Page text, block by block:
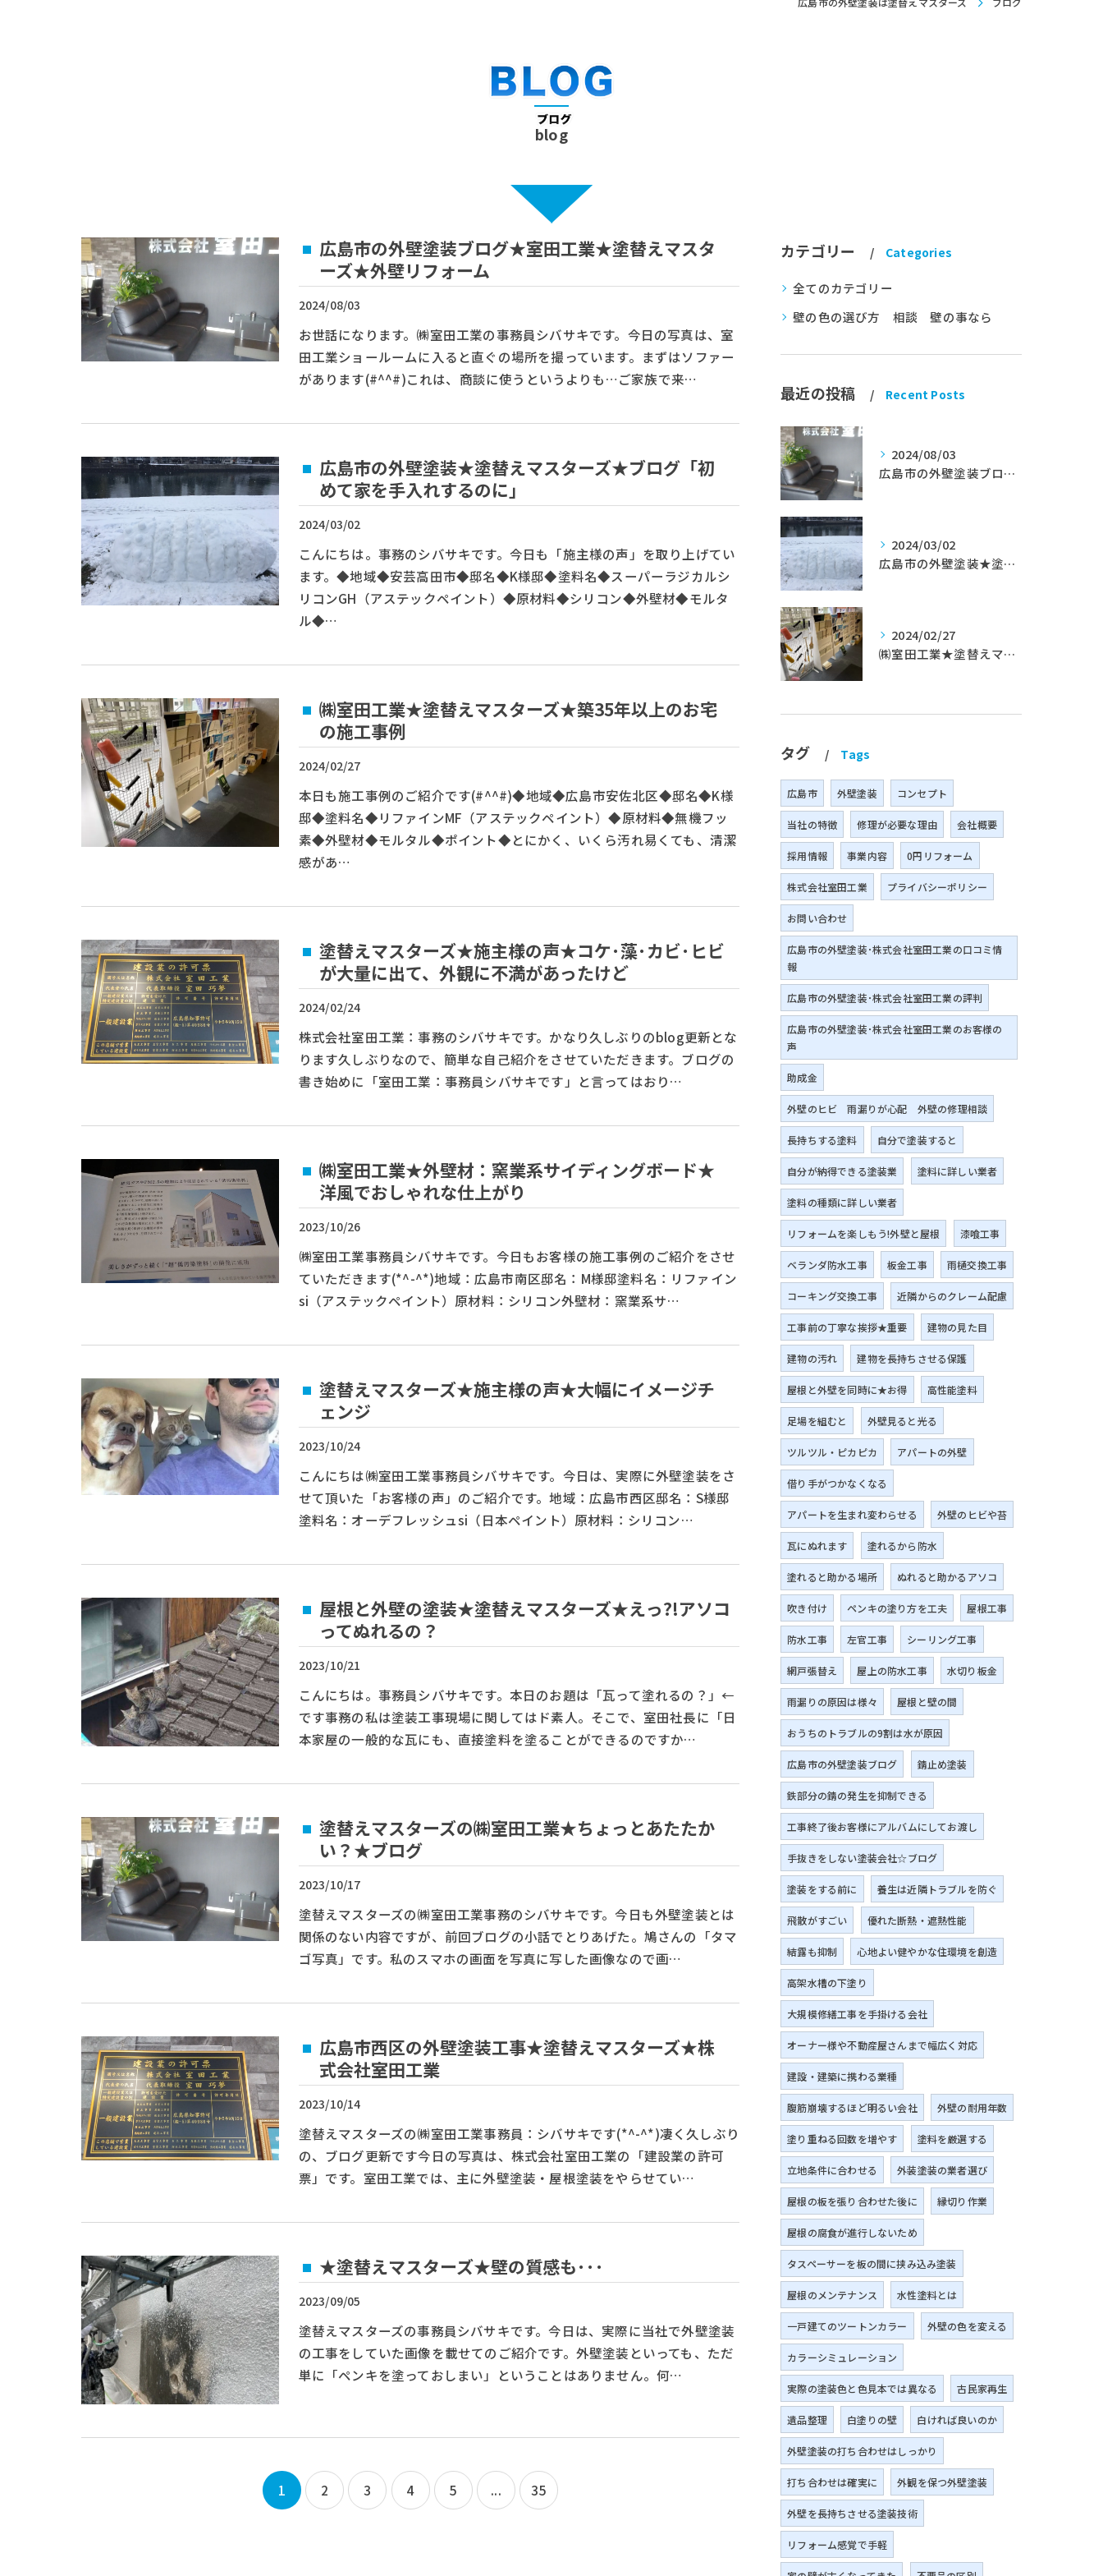
blog
広島市の外壁塗装ブログ★室田工業★塗替えマスタ
ーズ★外壁リフォーム
2024/08/03
お世話になります。㈱室田工業の事務員シバサキです。今日の写真は、室
田工業ショールームに入ると直ぐの場所を撮っています。まずはソファー
があります(#^^#)これは、商談に使うというよりも…ご家族で来…
広島市の外壁塗装★塗替えマスターズ★ブログ「初
めて家を手入れするのに」
2024/03/02
こんにちは。事務のシバサキです。今日も「施主様の声」を取り上げてい
ます。◆地域◆安芸高田市◆邸名◆K様邸◆塗料名◆スーパーラジカルシ
リコンGH（アステックペイント）◆原材料◆シリコン◆外壁材◆モルタ
ル◆…
㈱室田工業★塗替えマスターズ★築35年以上のお宅
の施工事例
2024/02/27
本日も施工事例のご紹介です(#^^#)◆地域◆広島市安佐北区◆邸名◆K様
邸◆塗料名◆リファインMF（アステックペイント）◆原材料◆無機フッ
素◆外壁材◆モルタル◆ポイント◆とにかく、いくら汚れ易くても、清潔
感があ…
塗替えマスターズ★施主様の声★コケ･藻･カビ･ヒビ
が大量に出て、外観に不満があったけど
2024/02/24
株式会社室田工業：事務のシバサキです。かなり久しぶりのblog更新とな
ります久しぶりなので、簡単な自己紹介をさせていただきます。ブログの
書き始めに「室田工業：事務員シバサキです」と言ってはおり…
㈱室田工業★外壁材：窯業系サイディングボード★
洋風でおしゃれな仕上がり
2023/10/26
㈱室田工業事務員シバサキです。今日もお客様の施工事例のご紹介をさせ
ていただきます(*^-^*)地域：広島市南区邸名：M様邸塗料名：リファイン
si（アステックペイント）原材料：シリコン外壁材：窯業系サ…
塗替えマスターズ★施主様の声★大幅にイメージチ
ェンジ
2023/10/24
こんにちは㈱室田工業事務員シバサキです。今日は、実際に外壁塗装をさ
せて頂いた「お客様の声」のご紹介です。地域：広島市西区邸名：S様邸
塗料名：オーデフレッシュsi（日本ペイント）原材料：シリコン…
屋根と外壁の塗装★塗替えマスターズ★えっ?!アソコ
ってぬれるの？
2023/10/21
こんにちは。事務員シバサキです。本日のお題は「瓦って塗れるの？」←
です事務の私は塗装工事現場に関してはド素人。そこで、室田社長に「日
本家屋の一般的な瓦にも、直接塗料を塗ることができるのですか…
塗替えマスターズの㈱室田工業★ちょっとあたたか
い？★ブログ
2023/10/17
塗替えマスターズの㈱室田工業事務のシバサキです。今日も外壁塗装とは
関係のない内容ですが、前回ブログの小話でとりあげた。鳩さんの「タマ
ゴ写真」です。私のスマホの画面を写真に写した画像なので画…
広島市西区の外壁塗装工事★塗替えマスターズ★株
式会社室田工業
2023/10/14
塗替えマスターズの㈱室田工業事務員：シバサキです(*^-^*)凄く久しぶり
の、ブログ更新です今日の写真は、株式会社室田工業の「建設業の許可
票」です。室田工業では、主に外壁塗装・屋根塗装をやらせてい…
★塗替えマスターズ★壁の質感も･･･
2023/09/05
塗替えマスターズの事務員シバサキです。今日は、実際に当社で外壁塗装
の工事をしていた画像を載せてのご紹介です。外壁塗装といっても、ただ
単に「ペンキを塗っておしまい」ということはありません。何…
1 2 3 4 5 ... 35
カテゴリー Categories
全てのカテゴリー
壁の色の選び方 相談 壁の事なら
最近の投稿 Recent Posts
2024/08/03
広島市の外壁塗装ブログ★室田工業★塗替えマスターズ★外壁リフォーム
2024/03/02
広島市の外壁塗装★塗替えマスターズ★ブログ「初めて家を手入れするのに」
2024/02/27
㈱室田工業★塗替えマスターズ★築35年以上のお宅の施工事例
タグ Tags
広島市 外壁塗装 コンセプト
当社の特徴 修理が必要な理由 会社概要
採用情報 事業内容 0円リフォーム
株式会社室田工業 プライバシーポリシー
お問い合わせ
広島市の外壁塗装･株式会社室田工業の口コミ情
報
広島市の外壁塗装･株式会社室田工業の評判
広島市の外壁塗装･株式会社室田工業のお客様の
声
助成金
外壁のヒビ 雨漏りが心配 外壁の修理相談
長持ちする塗料 自分で塗装すると
自分が納得できる塗装業 塗料に詳しい業者
塗料の種類に詳しい業者
リフォームを楽しもう!外壁と屋根 漆喰工事
ベランダ防水工事 板金工事 雨樋交換工事
コーキング交換工事 近隣からのクレーム配慮
工事前の丁寧な挨拶★重要 建物の見た目
建物の汚れ 建物を長持ちさせる保護
屋根と外壁を同時に★お得 高性能塗料
足場を組むと 外壁見ると光る
ツルツル・ピカピカ アパートの外壁
借り手がつかなくなる
アパートを生まれ変わらせる 外壁のヒビや苔
瓦にぬれます 塗れるから防水
塗れると助かる場所 ぬれると助かるアソコ
吹き付け ペンキの塗り方を工夫 屋根工事
防水工事 左官工事 シーリング工事
網戸張替え 屋上の防水工事 水切り板金
雨漏りの原因は様々 屋根と壁の間
おうちのトラブルの9割は水が原因
広島市の外壁塗装ブログ 錆止め塗装
鉄部分の錆の発生を抑制できる
工事終了後お客様にアルバムにしてお渡し
手抜きをしない塗装会社☆ブログ
塗装をする前に 養生は近隣トラブルを防ぐ
飛散がすごい 優れた断熱・遮熱性能
結露も抑制 心地よい健やかな住環境を創造
高架水槽の下塗り
大規模修繕工事を手掛ける会社
オーナー様や不動産屋さんまで幅広く対応
建設・建築に携わる業種
腹筋崩壊するほど明るい会社 外壁の耐用年数
塗り重ねる回数を増やす 塗料を厳選する
立地条件に合わせる 外装塗装の業者選び
屋根の板を張り合わせた後に 縁切り作業
屋根の腐食が進行しないため
タスペーサーを板の間に挟み込み塗装
屋根のメンテナンス 水性塗料とは
一戸建てのツートンカラー 外壁の色を変える
カラーシミュレーション
実際の塗装色と色見本では異なる 古民家再生
遺品整理 白塗りの壁 白ければ良いのか
外壁塗装の打ち合わせはしっかり
打ち合わせは確実に 外観を保つ外壁塗装
外壁を長持ちさせる塗装技術
リフォーム感覚で手軽